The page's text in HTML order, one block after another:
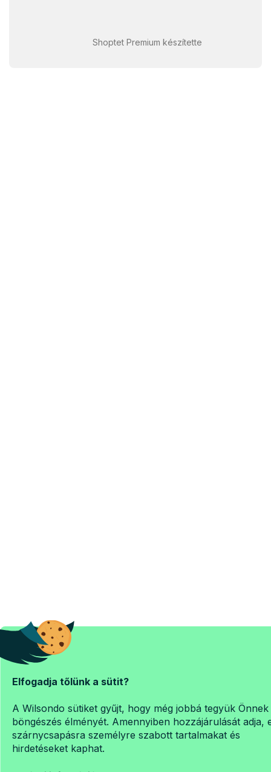
Elfogadja tőlünk a sütit?
A Wilsondo sütiket gyűjt, hogy még jobbá tegyük Önnek
böngészés élményét. Amennyiben hozzájárulását adja,
szárnycsapásra személyre szabott tartalmakat és
hirdetéseket kaphat.
Shoptet Premium készítette